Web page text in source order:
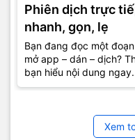
Phiên dịch trực
nhanh, gọn, lẹ
Bạn đang đọc một
mở app – dán – dịch?
bạn hiểu nội dung
Xem